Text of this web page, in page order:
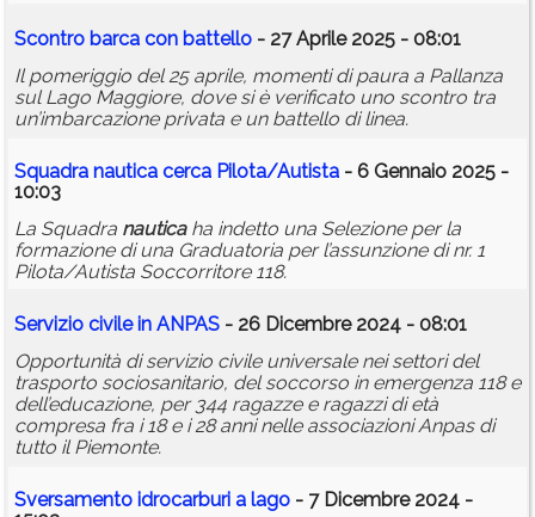
Scontro barca con battello - 27 Aprile 2025 - 08:01
Il pomeriggio del 25 aprile, momenti di paura a Pallanza
sul Lago Maggiore, dove si è verificato uno scontro tra
un’imbarcazione privata e un battello di linea.
Squadra nautica cerca Pilota/Autista - 6 Gennaio 2025 -
10:03
La Squadra nauticaha indetto una Selezione per la
formazione di una Graduatoria per l’assunzione di nr. 1
Pilota/Autista Soccorritore 118.
Servizio civile in ANPAS - 26 Dicembre 2024 - 08:01
Opportunità di servizio civile universale nei settori del
trasporto sociosanitario, del soccorso in emergenza 118 e
dell’educazione, per 344 ragazze e ragazzi di età
compresa fra i 18 e i 28 anni nelle associazioni Anpas di
tutto il Piemonte.
Sversamento idrocarburi a lago - 7 Dicembre 2024 -